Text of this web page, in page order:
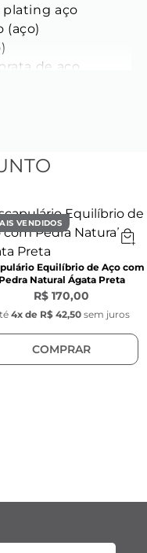
plating aço
(aço)
de aço
Key Design.
VENDIDOS
Equilíbrio de Aço com
Pedra Natural Ágata Preta
R$ 170,00
4x de R$ 42,50 sem juros
COMPRAR